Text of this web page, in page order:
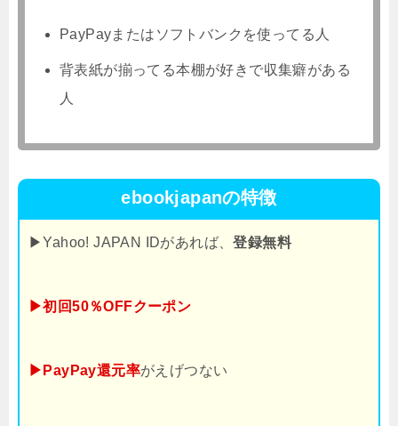
PayPayまたはソフトバンクを使ってる人
背表紙が揃ってる本棚が好きで収集癖がある
人
ebookjapanの特徴
▶Yahoo! JAPAN IDがあれば、登録無料
▶初回50％OFFクーポン
▶PayPay還元率がえげつない